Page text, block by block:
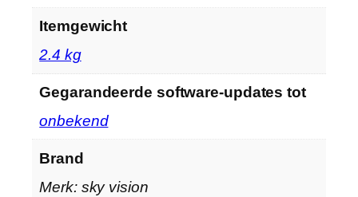
Itemgewicht
‎2.4 kg
Gegarandeerde software-updates tot
‎onbekend
Brand
Merk: sky vision